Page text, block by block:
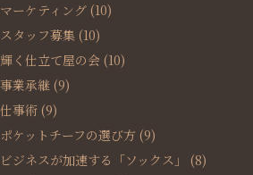
マーケティング (10)
スタッフ募集 (10)
輝く仕立て屋の会 (10)
事業承継 (9)
仕事術 (9)
ポケットチーフの選び方 (9)
ビジネスが加速する「ソックス」
(8)